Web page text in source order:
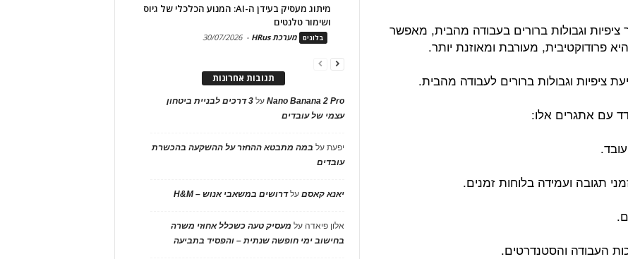
וגבולות ברורים בעבודה מהבית, מאפשר
פרודוקטיבית, מעורבת ומאוזנת יותר.
ציפיות וגבולות ברורים לעבודה מהבית.
מיתוג מעסיק בעידן ה-AI: המנוע הכלכלי של גיוס
ושימור טלנטים
בלוגים מערכת HRus -
30/07/2026
תגובות אחרונות
Nano Banana 2 Proעל
3 דרכים לבניית ביטחון
עצמי של עובדים
יפעתעל במה מתבטא ההחזר על ההשקעה בהכשרת
עובדים
יאנא קאסםעלדרושים במשאבי אנוש – H&M
אלון פיאדה על מעסיק טעה כשכלל אחוזי משרה
בחישוב ימי חופשה שנתית – והפסיד בתביעה